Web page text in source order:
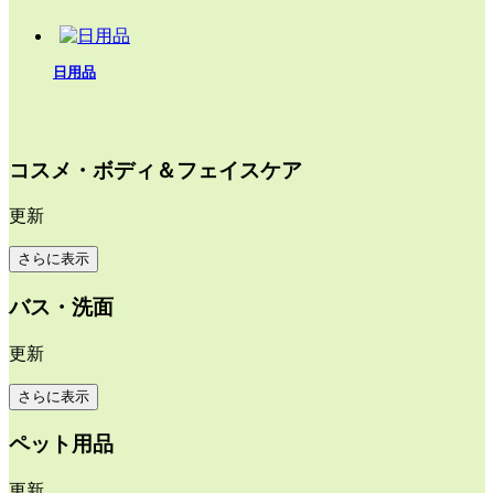
日用品
コスメ・ボディ＆フェイスケア
更新
さらに表示
バス・洗面
更新
さらに表示
ペット用品